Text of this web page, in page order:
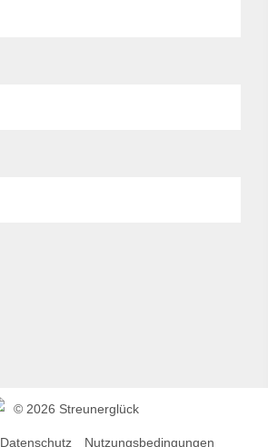
© 2026 Streunerglück
Datenschutz Nutzungsbedingungen